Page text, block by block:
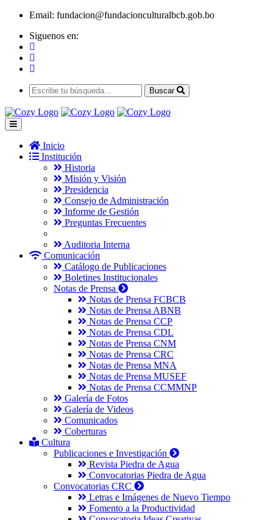
Email: fundacion@fundacionculturalbcb.gob.bo
Siguenos en:
Buscar
Inicio
Institución
Historia
Misión y Visión
Presidencia
Consejo de Administración
Informe de Gestión
Preguntas Frecuentes
Auditoria Interna
Comunicación
Catálogo de Publicaciones
Boletines Institucionales
Notas de Prensa
Notas de Prensa FCBCB
Notas de Prensa ABNB
Notas de Prensa CCP
Notas de Prensa CDL
Notas de Prensa CNM
Notas de Prensa CRC
Notas de Prensa MNA
Notas de Prensa MUSEF
Notas de Prensa CCMMNP
Galería de Fotos
Galería de Videos
Comunicados
Coberturas
Cultura
Publicaciones e Investigación
Revista Piedra de Agua
Convocatorias Piedra de Agua
Convocatorias CRC
Letras e Imágenes de Nuevo Tiempo
Fomento a la Productividad